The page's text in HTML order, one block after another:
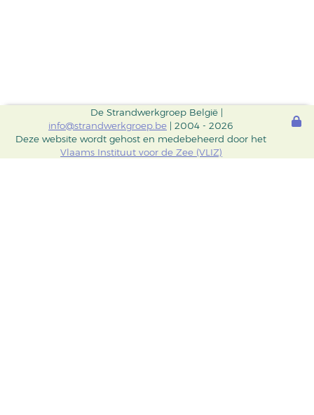
De Strandwerkgroep België |
info@strandwerkgroep.be | 2004 - 2026
Deze website wordt gehost en medebeheerd door het
Vlaams Instituut voor de Zee (VLIZ)